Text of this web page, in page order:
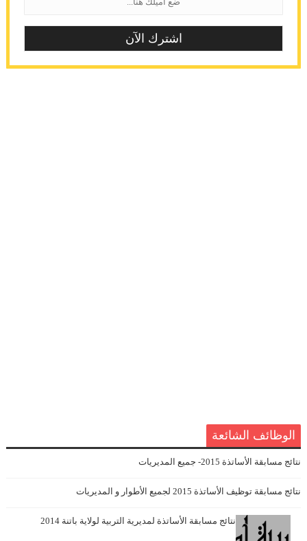
الوظائف الشائعة
نتائج مسابقة الأساتذة 2015- جميع المديريات
نتائج مسابقة توظيف الأساتذة 2015 لجميع الأطوار و المديريات
نتائج مسابقة الأساتذة لمديرية التربية لولاية باتنة 2014